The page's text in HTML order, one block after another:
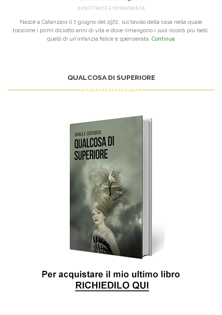
SCRITTRICE E OPINIONISTA
Nasce a Catanzaro il 7 giugno del 1972, sul tavolo della casa nella quale
trascorre i primi diciotto anni di vita e dove rimangono i suoi ricordi più belli:
quelli di un’infanzia felice e spensierata. Continua
QUALCOSA DI SUPERIORE